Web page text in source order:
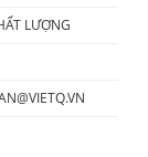
LƯỢNG